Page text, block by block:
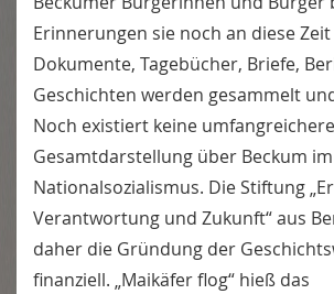
Erinnerungen sie noch an diese
Dokumente, Tagebücher, Briefe,
Geschichten werden gesammelt
Noch existiert keine umfangreichere
Gesamtdarstellung über Beckum im
Nationalsozialismus. Die Stiftung
Verantwortung und Zukunft“ aus
daher die Gründung der
finanziell. „Maikäfer flog“ hieß das